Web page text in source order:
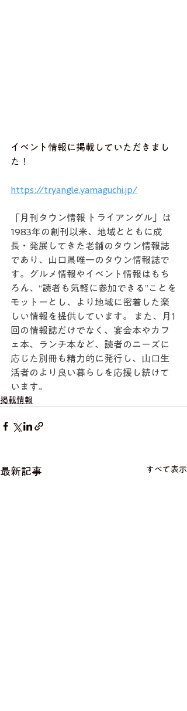
イベント情報に掲載していただきまし
た！
https://tryangle.yamaguchi.jp/
「月刊タウン情報 トライアングル」は
1983年の創刊以来、地域とともに成
長・発展してきた老舗のタウン情報誌
であり、山口県唯一のタウン情報誌で
す。グルメ情報やイベント情報はもち
ろん、“読者も気軽に参加できる”ことを
モットーとし、より地域に密着した楽
しい情報を提供しています。 また、月1
回の情報誌だけでなく、宴会本やカフ
ェ本、ランチ本など、読者のニーズに
応じた別冊も精力的に発行し、山口生
活者のより良い暮らしを応援し続けて
います。
掲載情報
最新記事 すべて表示